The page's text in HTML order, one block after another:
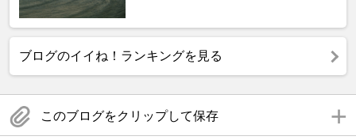
ブログのイイね！ランキングを見る
このブログをクリップして保存